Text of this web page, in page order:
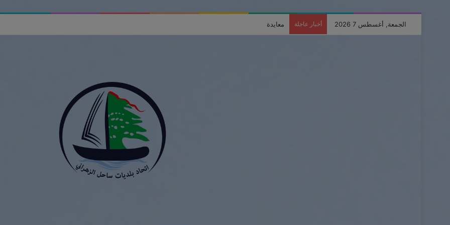
الجمعة, أغسطس 7 2026 أخبار عاجلة دورة تدريبية حول مخاطر الأخبار الزائفة وأهمية التحقق من المعلومات في اتحاد بلديات ساحل الزهراني